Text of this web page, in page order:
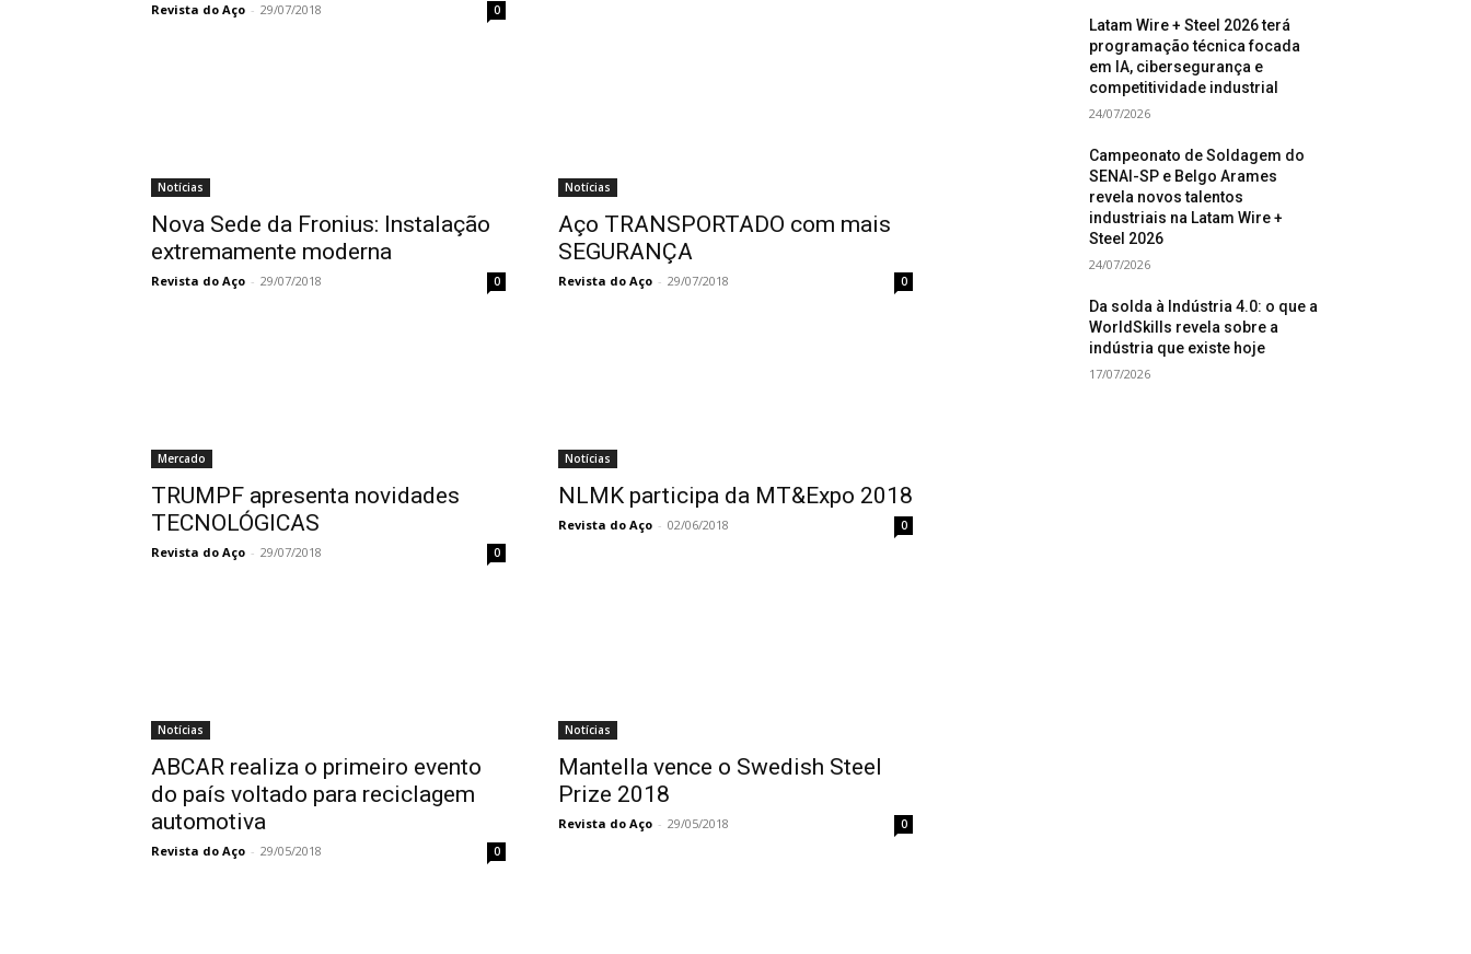
Revista do Aço - 29/07/2018 0
Notícias
Nova Sede da Fronius: Instalação
extremamente moderna
Revista do Aço - 29/07/2018 0
Notícias
Aço TRANSPORTADO com mais
SEGURANÇA
Revista do Aço - 29/07/2018 0
Mercado
TRUMPF apresenta novidades
TECNOLÓGICAS
Revista do Aço - 29/07/2018 0
Notícias
NLMK participa da MT&Expo 2018
Revista do Aço - 02/06/2018 0
Notícias
ABCAR realiza o primeiro evento
do país voltado para reciclagem
automotiva
Revista do Aço - 29/05/2018 0
Notícias
Mantella vence o Swedish Steel
Prize 2018
Revista do Aço - 29/05/2018 0
Latam Wire + Steel 2026 terá
programação técnica focada
em IA, cibersegurança e
competitividade industrial
24/07/2026
Campeonato de Soldagem do
SENAI-SP e Belgo Arames
revela novos talentos
industriais na Latam Wire +
Steel 2026
24/07/2026
Da solda à Indústria 4.0: o que a
WorldSkills revela sobre a
indústria que existe hoje
17/07/2026